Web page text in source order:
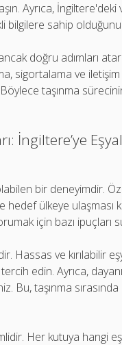
Ayrıca, İngiltere'deki
bilgilere sahip
doğru adımları
sigortalama ve
Böylece taşınma
İngiltere’ye
bir deneyimdir.
hedef ülkeye ulaşması
için bazı ipuçları
ve kırılabilir
edin. Ayrıca,
Bu, taşınma
Her kutuya hangi